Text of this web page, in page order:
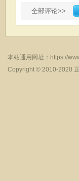
全部评论>>
本站通用网址： https://
Copyright © 2010-2020